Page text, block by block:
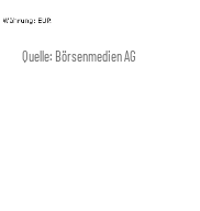
Quelle: Börsenmedien AG